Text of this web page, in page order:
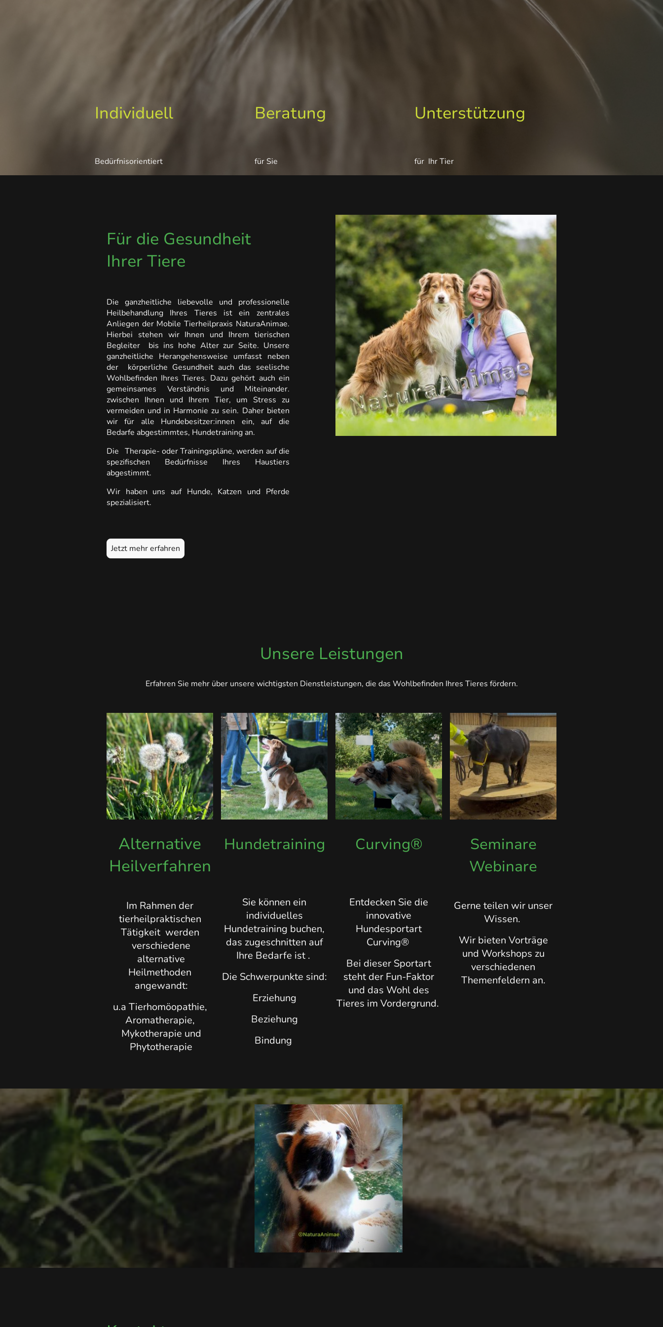
Individuell Beratung Unterstützung
Bedürfnisorientiert für Sie für Ihr Tier
Für die Gesundheit
Ihrer Tiere
Die ganzheitliche liebevolle und professionelle
Heilbehandlung Ihres Tieres ist ein zentrales
Anliegen der Mobile Tierheilpraxis NaturaAnimae.
Hierbei stehen wir Ihnen und Ihrem tierischen
Begleiter bis ins hohe Alter zur Seite. Unsere
ganzheitliche Herangehensweise umfasst neben
der körperliche Gesundheit auch das seelische
Wohlbefinden Ihres Tieres. Dazu gehört auch ein
gemeinsames Verständnis und Miteinander.
zwischen Ihnen und Ihrem Tier, um Stress zu
vermeiden und in Harmonie zu sein. Daher bieten
wir für alle Hundebesitzer:innen ein, auf die
Bedarfe abgestimmtes, Hundetraining an.
Die Therapie- oder Trainingspläne, werden auf die
spezifischen Bedürfnisse Ihres Haustiers
abgestimmt.
Wir haben uns auf Hunde, Katzen und Pferde
spezialisiert.
Jetzt mehr erfahren
Unsere Leistungen
Erfahren Sie mehr über unsere wichtigsten Dienstleistungen, die das Wohlbefinden Ihres Tieres fördern.
Alternative
Heilverfahren
Im Rahmen der
tierheilpraktischen
Tätigkeit werden
verschiedene
alternative
Heilmethoden
angewandt:
u.a Tierhomöopathie,
Aromatherapie,
Mykotherapie und
Phytotherapie
Hundetraining
Sie können ein
individuelles
Hundetraining buchen,
das zugeschnitten auf
Ihre Bedarfe ist .
Die Schwerpunkte sind:
Erziehung
Beziehung
Bindung
Curving®
Entdecken Sie die
innovative
Hundesportart
Curving®
Bei dieser Sportart
steht der Fun-Faktor
und das Wohl des
Tieres im Vordergrund.
Seminare
Webinare
Gerne teilen wir unser
Wissen.
Wir bieten Vorträge
und Workshops zu
verschiedenen
Themenfeldern an.
Jetzt mehr erfahren